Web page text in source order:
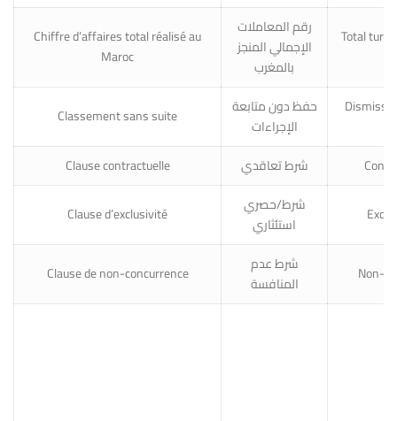
Chiffre d’affaires total réalisé au
Maroc
رقم المعاملات
الإجمالي المنجز
بالمغرب
Total
Classement sans suite
حفظ دون متابعة
الإجراءات
Clause contractuelle
شرط تعاقدي
Clause d’exclusivité
شرط/حصري
استئثاري
Clause de non-concurrence
شرط عدم
المنافسة
Non-